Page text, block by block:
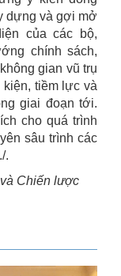
dựng và gợi mở
của các bộ,
chính sách,
gian vũ trụ
tiềm lực và
giai đoạn tới.
cho quá trình
sâu trình các
.
Chiến lược